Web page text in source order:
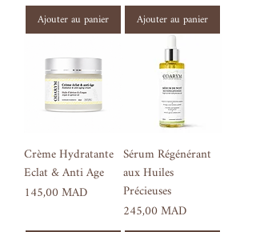
Ajouter au panier Ajouter au panier
Crème Hydratante
Eclat & Anti Age
Prix
145,00 MAD
Sérum Régénérant
aux Huiles
Précieuses
Prix
245,00 MAD